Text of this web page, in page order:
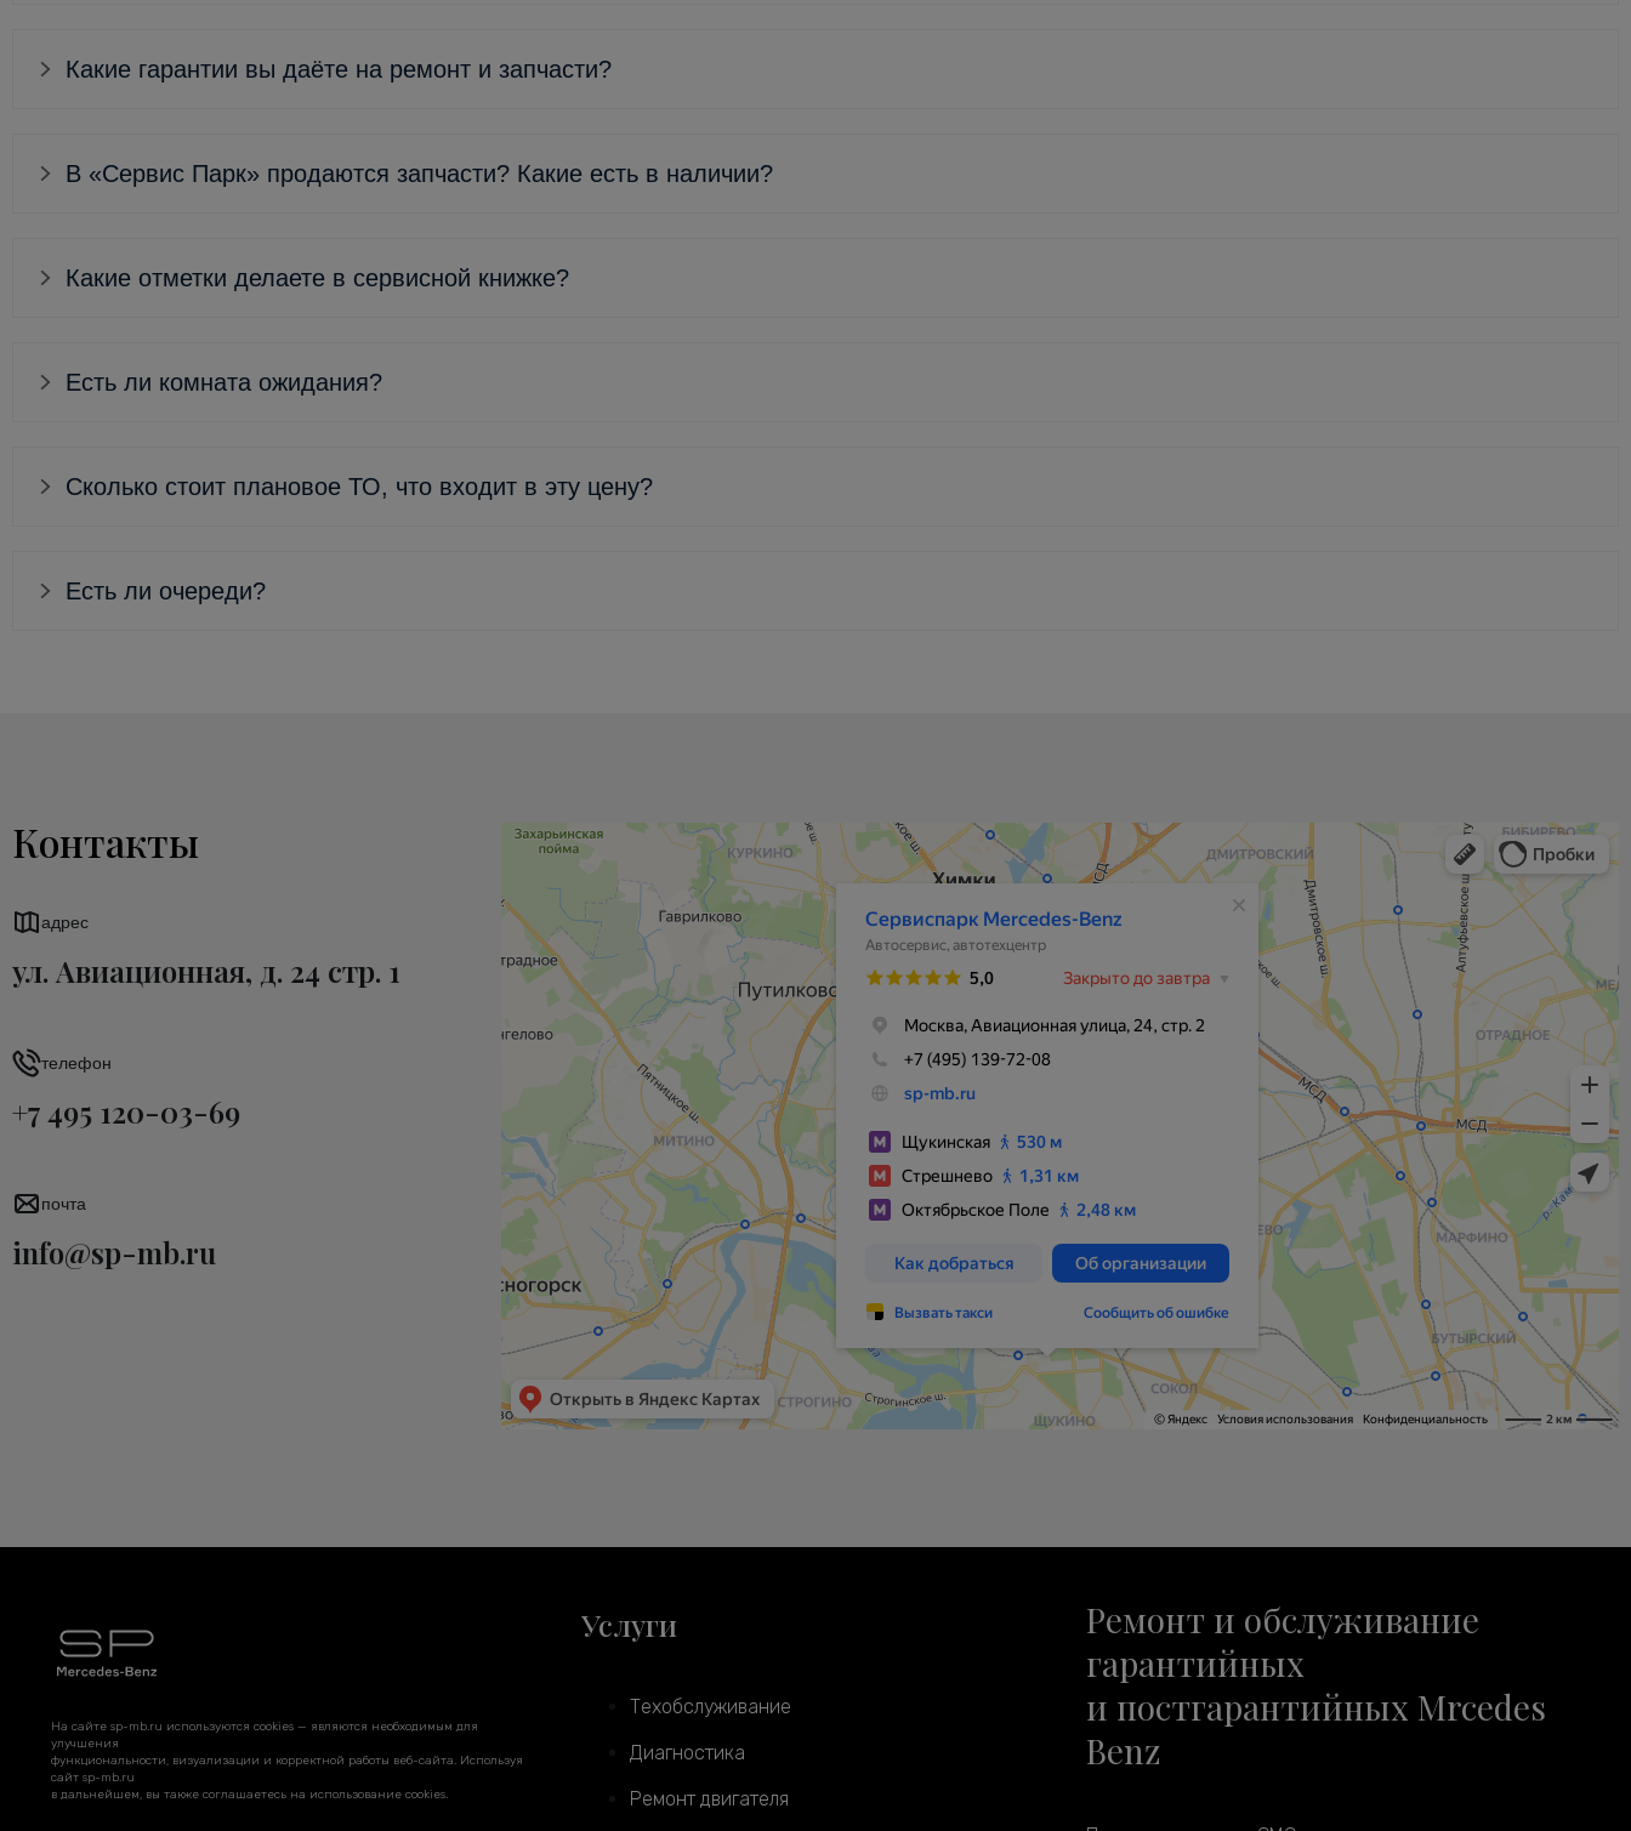
Какие гарантии вы даёте на ремонт и запчасти?
В «Сервис Парк» продаются запчасти? Какие есть в наличии?
Какие отметки делаете в сервисной книжке?
Есть ли комната ожидания?
Сколько стоит плановое ТО, что входит в эту цену?
Есть ли очереди?
Контакты
адрес
ул. Авиационная, д. 24 стр. 1
телефон
+7 495 120-03-69
почта
info@sp-mb.ru
На сайте sp-mb.ru используются cookies — являются необходимым для
улучшения
функциональности, визуализации и корректной работы веб-сайта. Используя
сайт sp-mb.ru
в дальнейшем, вы также соглашаетесь на использование cookies.
Услуги
Техобслуживание
Диагностика
Ремонт двигателя
Ремонт и обслуживание
гарантийных
и постгарантийных Mrcedes
Benz